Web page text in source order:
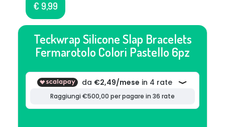
€ 9,99
Teckwrap Silicone Slap Bracelets
Fermarotolo Colori Pastello 6pz